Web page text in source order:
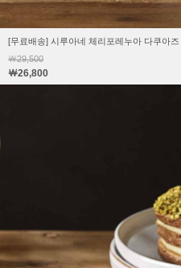
[무료배송] 시루아네 체리포레누아 다쿠아
￦29,500
￦26,800